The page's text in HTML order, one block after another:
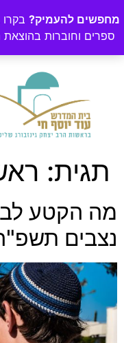
מחפשים להעמיק?
ספרים וחוברות בהוצאת
תגית:
מה הקטע
נצבים